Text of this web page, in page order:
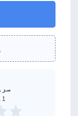
1 سے 5 ستاروں تک درجہ دیں۔